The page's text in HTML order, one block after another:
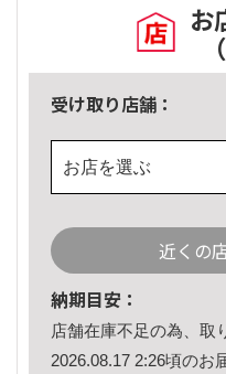
お
受け取り店舗：
お店を選ぶ
近くの
納期目安：
店舗在庫不足の為、取
2026.08.17 2:26頃のお